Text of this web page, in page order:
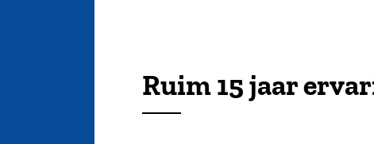
Ruim 15 jaar